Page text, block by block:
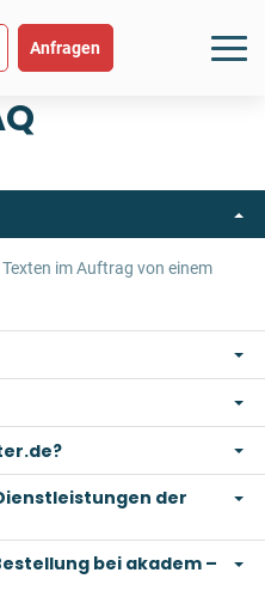
SEHR GUT
Anfragen
im Auftrag von einem
der
bei akadem –